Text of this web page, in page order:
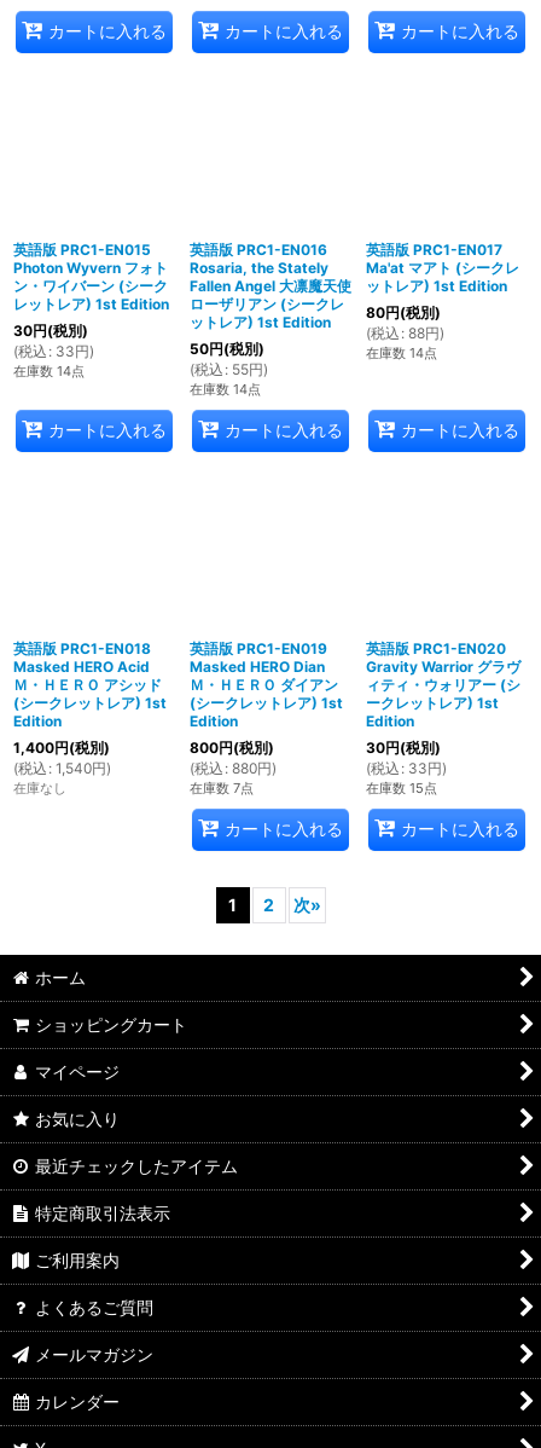
カートに入れる カートに入れる カートに入れる
英語版 PRC1-EN015
Photon Wyvern フォト
ン・ワイバーン (シーク
レットレア) 1st Edition
30円(税別)
(税込 : 33円)
在庫数 14点
カートに入れる
英語版 PRC1-EN016
Rosaria, the Stately
Fallen Angel 大凛魔天使
ローザリアン (シークレ
ットレア) 1st Edition
50円(税別)
(税込 : 55円)
在庫数 14点
カートに入れる
英語版 PRC1-EN017
Ma'at マアト (シークレ
ットレア) 1st Edition
80円(税別)
(税込 : 88円)
在庫数 14点
カートに入れる
英語版 PRC1-EN018
Masked HERO Acid
Ｍ・ＨＥＲＯ アシッド
(シークレットレア) 1st
Edition
1,400円(税別)
(税込 : 1,540円)
在庫なし
英語版 PRC1-EN019
Masked HERO Dian
Ｍ・ＨＥＲＯ ダイアン
(シークレットレア) 1st
Edition
800円(税別)
(税込 : 880円)
在庫数 7点
カートに入れる
英語版 PRC1-EN020
Gravity Warrior グラヴ
ィティ・ウォリアー (シ
ークレットレア) 1st
Edition
30円(税別)
(税込 : 33円)
在庫数 15点
カートに入れる
1 2 次»
ホーム
ショッピングカート
マイページ
お気に入り
最近チェックしたアイテム
特定商取引法表示
ご利用案内
よくあるご質問
メールマガジン
カレンダー